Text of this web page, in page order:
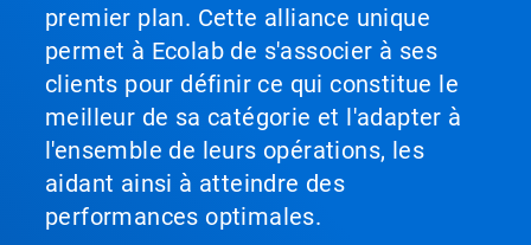
premier plan. Cette alliance unique
permet à Ecolab de s'associer à ses
clients pour définir ce qui constitue le
meilleur de sa catégorie et l'adapter à
l'ensemble de leurs opérations, les
aidant ainsi à atteindre des
performances optimales.